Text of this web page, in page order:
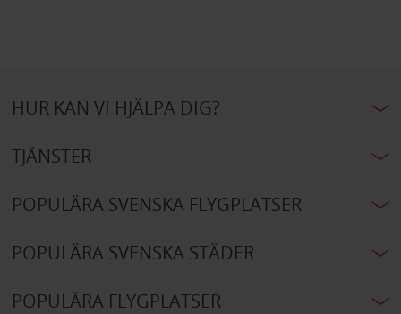
HUR KAN VI HJÄLPA DIG?
TJÄNSTER
POPULÄRA SVENSKA FLYGPLATSER
POPULÄRA SVENSKA STÄDER
POPULÄRA FLYGPLATSER